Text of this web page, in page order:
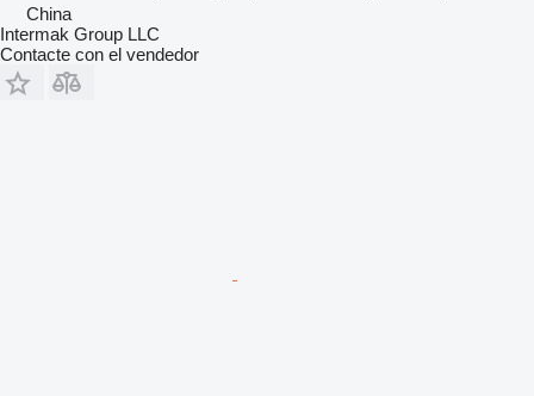
China
Intermak Group LLC
Contacte con el vendedor